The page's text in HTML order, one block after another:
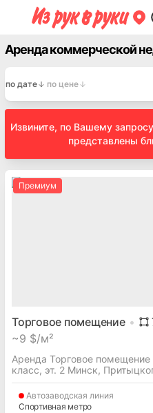
Аренда коммерческой
по дате по цене
Извините, по Вашему
представлены
Премиум
Торговое помещение
~9 $/м²
Аренда Торговое
класс, эт. 2 Минск,
Автозаводская линия
Спортивная метро